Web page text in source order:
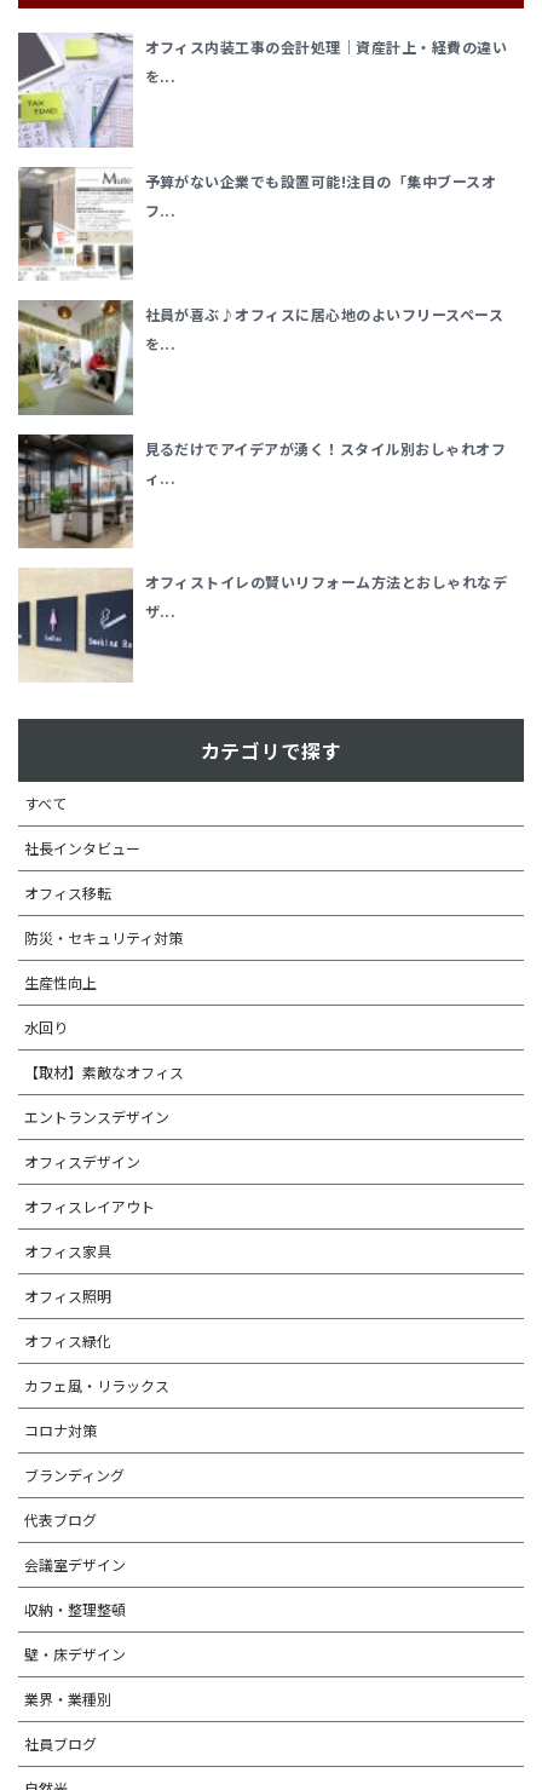
オフィス内装工事の会計処理｜資産計上・経費の違い
を...
予算がない企業でも設置可能!注目の「集中ブースオ
フ...
社員が喜ぶ♪オフィスに居心地のよいフリースペース
を...
見るだけでアイデアが湧く！スタイル別おしゃれオフ
ィ...
オフィストイレの賢いリフォーム方法とおしゃれなデ
ザ...
カテゴリで探す
すべて
社長インタビュー
オフィス移転
防災・セキュリティ対策
生産性向上
水回り
【取材】素敵なオフィス
エントランスデザイン
オフィスデザイン
オフィスレイアウト
オフィス家具
オフィス照明
オフィス緑化
カフェ風・リラックス
コロナ対策
ブランディング
代表ブログ
会議室デザイン
収納・整理整頓
壁・床デザイン
業界・業種別
社員ブログ